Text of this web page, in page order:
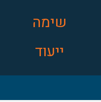
שימה
ייעוד